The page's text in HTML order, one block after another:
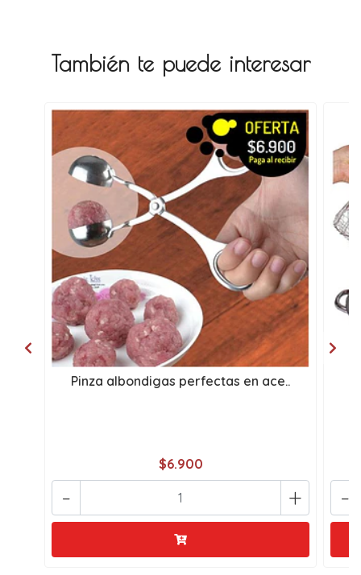
También te puede interesar
Pinza albondigas perfectas en ace..
$6.900
+
- -